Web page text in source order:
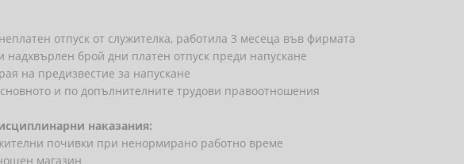
отпуск от служителка, работила 3 месеца във фирмата
надхвърлен брой дни платен отпуск преди напускане
на предизвестие за напускане
и по допълнителните трудови правоотношения
наказания:
почивки при ненормирано работно време
магазин